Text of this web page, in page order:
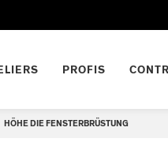
PROFIS
HÖHE DIE FENSTERBRÜSTUNG